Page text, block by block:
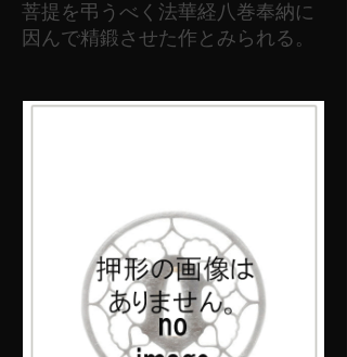
菩提を弔うべく法華経八巻奉納に
因んで精鍛させた作とみられる。